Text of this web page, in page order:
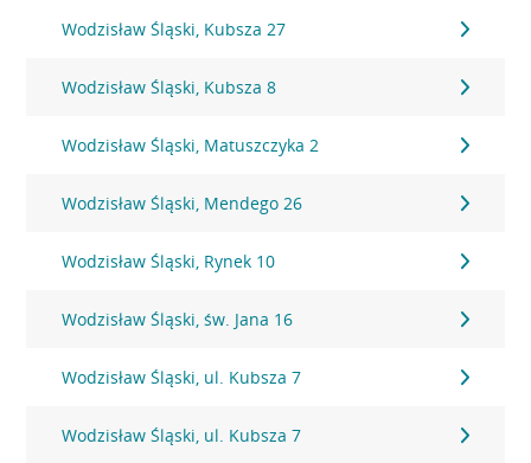
Wodzisław Śląski, Kubsza 27
Wodzisław Śląski, Kubsza 8
Wodzisław Śląski, Matuszczyka 2
Wodzisław Śląski, Mendego 26
Wodzisław Śląski, Rynek 10
Wodzisław Śląski, św. Jana 16
Wodzisław Śląski, ul. Kubsza 7
Wodzisław Śląski, ul. Kubsza 7